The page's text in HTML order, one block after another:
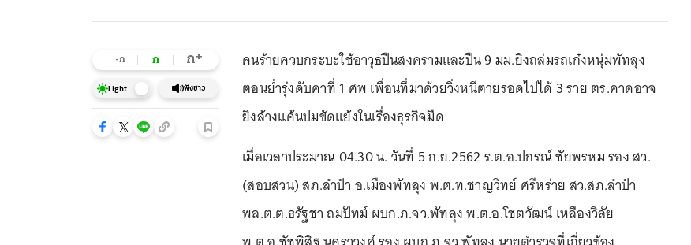
-ก ก ก+
Light ฟังข่าว
คนร้ายควบกระบะใช้อาวุธปืนสงครามและปืน 9 มม.ยิงถล่มรถเก๋งหนุ่มพัทลุง
ตอนย่ำรุ่งดับคาที่ 1 ศพ เพื่อนที่มาด้วยวิ่งหนีตายรอดไปได้ 3 ราย ตร.คาดอาจ
ยิงล้างแค้นปมขัดแย้งในเรื่องธุรกิจมืด
เมื่อเวลาประมาณ 04.30 น. วันที่ 5 ก.ย.2562 ร.ต.อ.ปกรณ์ ชัยพรหม รอง สว.
(สอบสวน) สภ.ลำปำ อ.เมืองพัทลุง พ.ต.ท.ชาญวิทย์ ศรีหร่าย สว.สภ.ลำปำ
พล.ต.ต.ธรัฐชา ถมปัทม์ ผบก.ภ.จว.พัทลุง พ.ต.อ.โชตวัฒน์ เหลืองวิลัย